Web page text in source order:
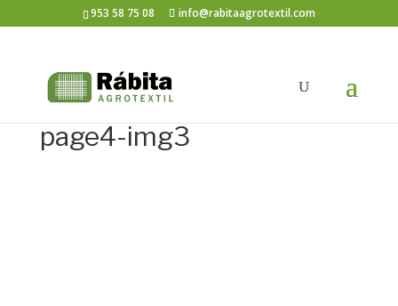
953 58 75 08 info@rabitaagrotextil.com
page4-img3